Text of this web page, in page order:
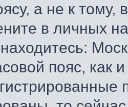
а не к тому,
в личных
пояс, как